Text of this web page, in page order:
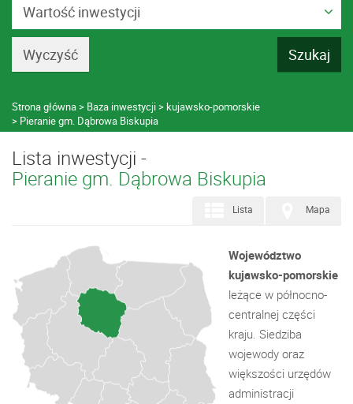
Wartość inwestycji
Strona główna Baza inwestycji
kujawsko-pomorskie
Pieranie gm. Dąbrowa Biskupia
Lista inwestycji -
Pieranie gm. Dąbrowa Biskupia
Mapa
Lista
Województwo
kujawsko-pomorskie
leżące w północno-
centralnej części
kraju. Siedziba
wojewody oraz
większości urzędów
administracji